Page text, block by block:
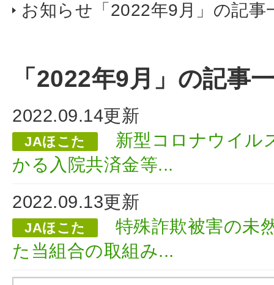
お知らせ「2022年9月」の記事
「2022年9月」の記事
2022.09.14更新
JAほこた
新型コロナウイル
かる入院共済金等...
2022.09.13更新
JAほこた
特殊詐欺被害の未
た当組合の取組み...